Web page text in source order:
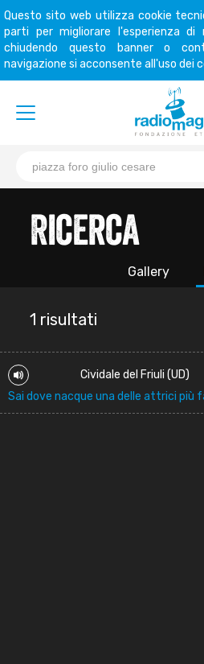
Questo sito web utilizza cookie
parti per migliorare l'esperienza di
chiudendo questo banner o
navigazione si acconsente all'uso dei
Ricerca
Gallery
1 risultati
Cividale del Friuli (UD)
Sai dove nacque una delle attrici più